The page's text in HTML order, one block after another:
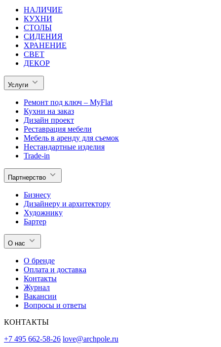
НАЛИЧИЕ
КУХНИ
СТОЛЫ
СИДЕНИЯ
ХРАНЕНИЕ
СВЕТ
ДЕКОР
Услуги
Ремонт под ключ – MyFlat
Кухни на заказ
Дизайн проект
Реставрация мебели
Мебель в аренду для съемок
Нестандартные изделия
Trade-in
Партнерство
Бизнесу
Дизайнеру и архитектору
Художнику
Бартер
О нас
О бренде
Оплата и доставка
Контакты
Журнал
Вакансии
Вопросы и ответы
КОНТАКТЫ
+7 495 662-58-26 love@archpole.ru